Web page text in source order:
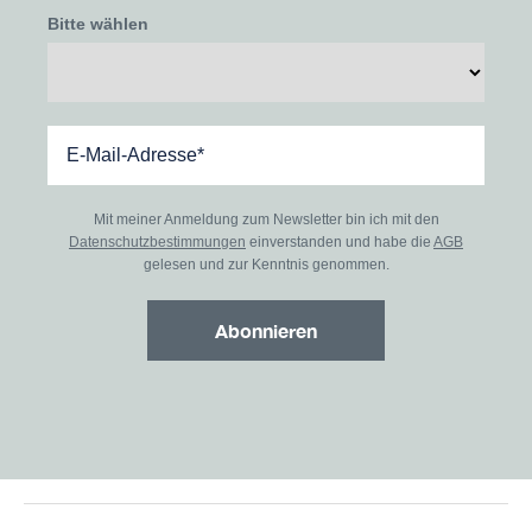
Bitte wählen
Mit meiner Anmeldung zum Newsletter bin ich mit den
Datenschutzbestimmungen einverstanden und habe die AGB
gelesen und zur Kenntnis genommen.
Abonnieren